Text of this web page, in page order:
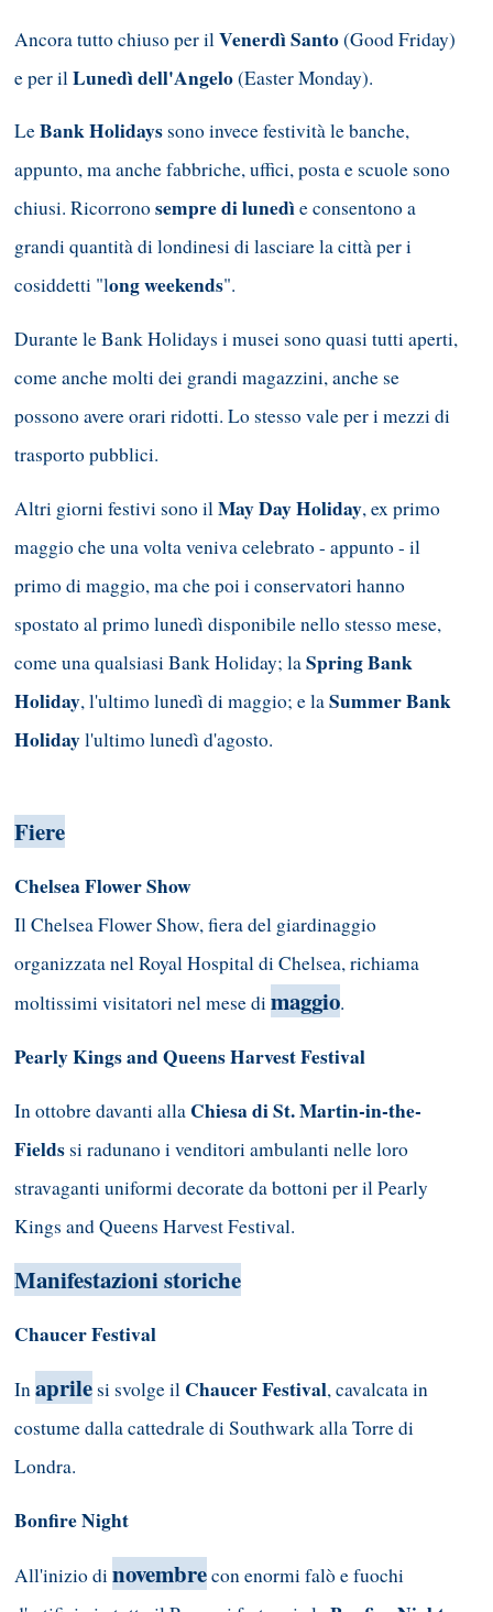
Ancora tutto chiuso per il Venerdì Santo(Good Friday)
e per il Lunedì dell'Angelo(Easter Monday).
LeBank Holidayssono invece festività le banche,
appunto, ma anche fabbriche, uffici, posta e scuole sono
chiusi. Ricorronosempre di lunedìe consentono a
grandi quantità di londinesi di lasciare la città per i
cosiddetti "long weekends".
Durante le Bank Holidays i musei sono quasi tutti aperti,
come anche molti dei grandi magazzini, anche se
possono avere orari ridotti. Lo stesso vale per i mezzi di
trasporto pubblici.
Altri giorni festivi sono ilMay Day Holiday, ex primo
maggio che una volta veniva celebrato - appunto - il
primo di maggio, ma che poi i conservatori hanno
spostato al primo lunedì disponibile nello stesso mese,
come una qualsiasi Bank Holiday; laSpring Bank
Holiday, l'ultimo lunedì di maggio; e laSummer Bank
Holidayl'ultimo lunedì d'agosto.
Fiere
Chelsea Flower Show
Il Chelsea Flower Show, fiera del giardinaggio
organizzata nel Royal Hospital di Chelsea, richiama
moltissimi visitatori nel mese dimaggio.
Pearly Kings and Queens Harvest Festival
In ottobre davanti alla Chiesa di St. Martin-in-the-
Fieldssi radunano i venditori ambulanti nelle loro
stravaganti uniformi decorate da bottoni per il Pearly
Kings and Queens Harvest Festival.
Manifestazioni storiche
Chaucer Festival
Inaprilesi svolge il Chaucer Festival, cavalcata in
costume dalla cattedrale di Southwark alla Torre di
Londra.
Bonfire Night
All'inizio di novembrecon enormi falò e fuochi